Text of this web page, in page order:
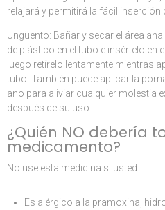
relajará y permitirá la fácil inserción
Ungüento: Bañar y secar el área
de plástico en el tubo e insértelo en
luego retírelo lentamente mientras
tubo. También puede aplicar la
ano para aliviar cualquier molestia
después de su uso.
¿Quién NO debería
medicamento?
No use esta medicina si usted:
Es alérgico a la pramoxina,